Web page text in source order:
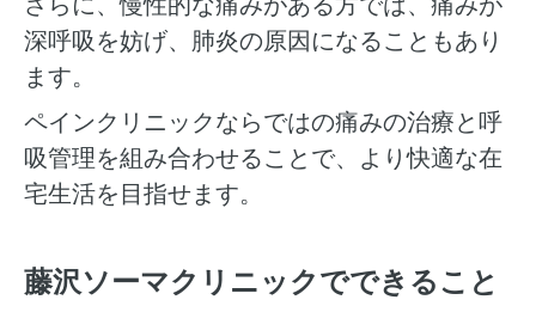
深呼吸を妨げ、肺炎の原因になることもあり
ます。
ペインクリニックならではの痛みの治療と呼
吸管理を組み合わせることで、より快適な在
宅生活を目指せます。
藤沢ソーマクリニックでできること